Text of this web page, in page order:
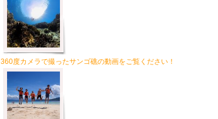
360度カメラで撮ったサンゴ礁の動画をご覧ください！